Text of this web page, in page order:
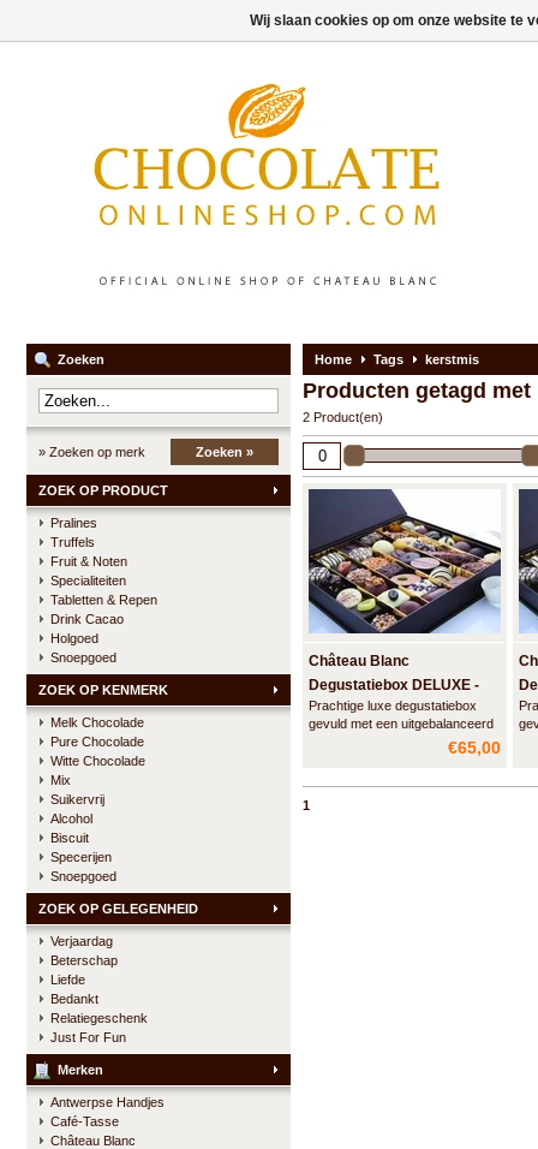
Zoeken
» Zoeken op merk Zoeken »
ZOEK OP PRODUCT
Pralines
Truffels
Fruit & Noten
Specialiteiten
Tabletten & Repen
Drink Cacao
Holgoed
Snoepgoed
ZOEK OP KENMERK
Melk Chocolade
Pure Chocolade
Witte Chocolade
Mix
Suikervrij
Alcohol
Biscuit
Specerijen
Snoepgoed
ZOEK OP GELEGENHEID
Verjaardag
Beterschap
Liefde
Bedankt
Relatiegeschenk
Just For Fun
Merken
Antwerpse Handjes
Café-Tasse
Château Blanc
Home Tags kerstmis
Producten getagd
2 Product(en)
Château Blanc
Degustatiebox DELUXE -
1000 gram
Prachtige luxe degustatiebox
gevuld met een uitgebalanceerd
assortiment ambachtelijke
pralines, truffels en likeurparels
geschenk voor iedere
€65,00
1
Wij slaan cookies op om onze website te